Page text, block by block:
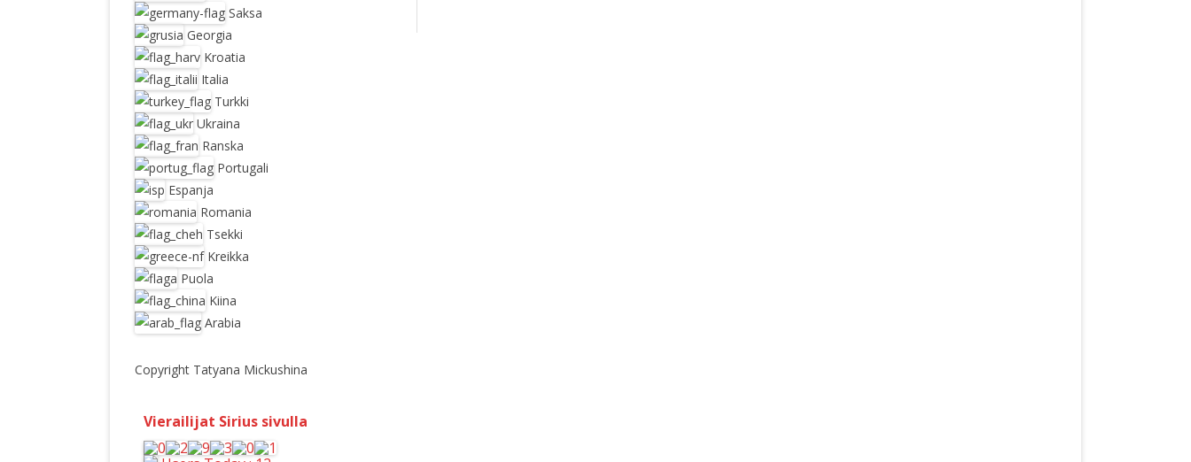
Saksa
Georgia
Kroatia
Italia
Turkki
Ukraina
Ranska
Portugali
Espanja
Romania
Tsekki
Kreikka
Puola
Kiina
Arabia
Copyright Tatyana Mickushina
Vierailijat Sirius sivulla